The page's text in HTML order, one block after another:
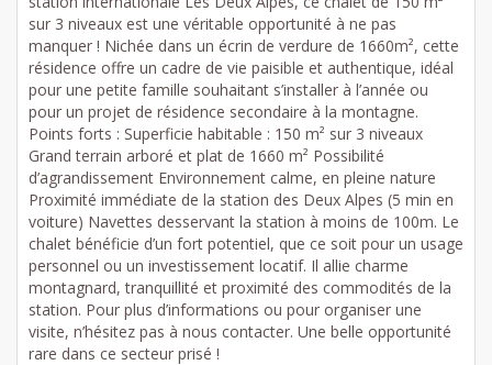
sur 3 niveaux est une véritable opportunité à ne pas
manquer ! Nichée dans un écrin de verdure de 1660m², cette
résidence offre un cadre de vie paisible et authentique, idéal
pour une petite famille souhaitant s’installer à l’année ou
pour un projet de résidence secondaire à la montagne.
Points forts : Superficie habitable : 150 m² sur 3 niveaux
Grand terrain arboré et plat de 1660 m² Possibilité
d’agrandissement Environnement calme, en pleine nature
Proximité immédiate de la station des Deux Alpes (5 min en
voiture) Navettes desservant la station à moins de 100m. Le
chalet bénéficie d’un fort potentiel, que ce soit pour un usage
personnel ou un investissement locatif. Il allie charme
montagnard, tranquillité et proximité des commodités de la
station. Pour plus d’informations ou pour organiser une
visite, n’hésitez pas à nous contacter. Une belle opportunité
rare dans ce secteur prisé !